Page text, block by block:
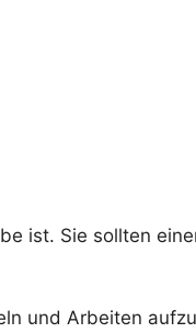
ist. Sie sollten
und Arbeiten